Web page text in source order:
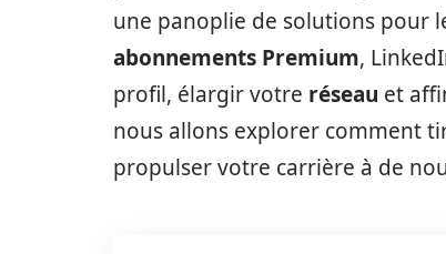
une panoplie de solutions pour
abonnements Premium,
profil, élargir votre réseau et
nous allons explorer comment
propulser votre carrière à de